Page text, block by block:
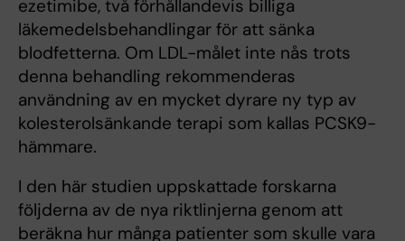
ezetimibe, två förhållandevis billiga
läkemedelsbehandlingar för att sänka
blodfetterna. Om LDL-målet inte nås trots
denna behandling rekommenderas
användning av en mycket dyrare ny typ av
kolesterolsänkande terapi som kallas PCSK9-
hämmare.
I den här studien uppskattade forskarna
följderna av de nya riktlinjerna genom att
beräkna hur många patienter som skulle vara